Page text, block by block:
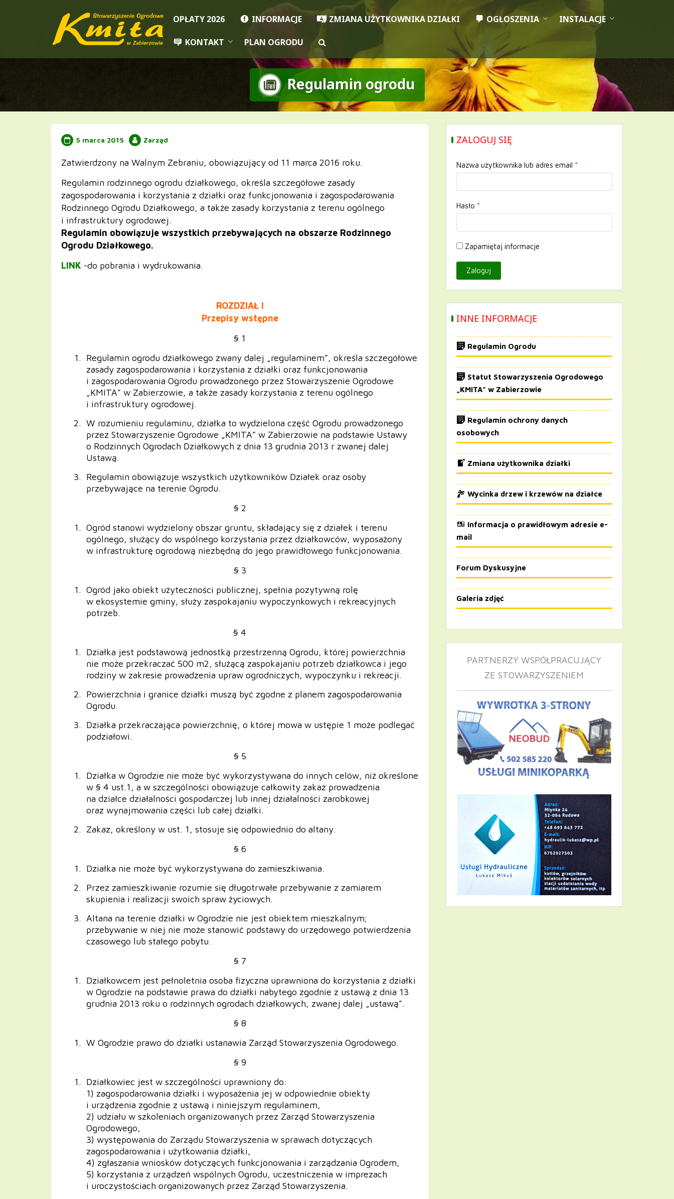
Strona internetowa Stowarzyszenia Ogrodowego ROD Kmita w Zabierzowie
OPŁATY 2026 INFORMACJE ZMIANA UŻYTKOWNIKA DZIAŁKI OGŁOSZENIA INSTALACJE
KONTAKT PLAN OGRODU
Regulamin ogrodu
5 marca 2015 Zarząd
Zatwierdzony na Walnym Zebraniu, obowiązujący od 11 marca 2016 roku.
Regulamin rodzinnego ogrodu działkowego, określa szczegółowe zasady
zagospodarowania i korzystania z działki oraz funkcjonowania i zagospodarowania
Rodzinnego Ogrodu Działkowego, a także zasady korzystania z terenu ogólnego
i infrastruktury ogrodowej.
Regulamin obowiązuje wszystkich przebywających na obszarze Rodzinnego
Ogrodu Działkowego.
LINK -do pobrania i wydrukowania.
ROZDZIAŁ I
Przepisy wstępne
§ 1
Regulamin ogrodu działkowego zwany dalej „regulaminem”, określa szczegółowe
zasady zagospodarowania i korzystania z działki oraz funkcjonowania
i zagospodarowania Ogrodu prowadzonego przez Stowarzyszenie Ogrodowe
„KMITA” w Zabierzowie, a także zasady korzystania z terenu ogólnego
i infrastruktury ogrodowej.
W rozumieniu regulaminu, działka to wydzielona część Ogrodu prowadzonego
przez Stowarzyszenie Ogrodowe „KMITA” w Zabierzowie na podstawie Ustawy
o Rodzinnych Ogrodach Działkowych z dnia 13 grudnia 2013 r zwanej dalej
Ustawą.
Regulamin obowiązuje wszystkich użytkowników Działek oraz osoby
przebywające na terenie Ogrodu.
§ 2
Ogród stanowi wydzielony obszar gruntu, składający się z działek i terenu
ogólnego, służący do wspólnego korzystania przez działkowców, wyposażony
w infrastrukturę ogrodową niezbędną do jego prawidłowego funkcjonowania.
§ 3
Ogród jako obiekt użyteczności publicznej, spełnia pozytywną rolę
w ekosystemie gminy, służy zaspokajaniu wypoczynkowych i rekreacyjnych
potrzeb.
§ 4
Działka jest podstawową jednostką przestrzenną Ogrodu, której powierzchnia
nie może przekraczać 500 m2, służącą zaspokajaniu potrzeb działkowca i jego
rodziny w zakresie prowadzenia upraw ogrodniczych, wypoczynku i rekreacji.
Powierzchnia i granice działki muszą być zgodne z planem zagospodarowania
Ogrodu.
Działka przekraczająca powierzchnię, o której mowa w ustępie 1 może podlegać
podziałowi.
§ 5
Działka w Ogrodzie nie może być wykorzystywana do innych celów, niż określone
w § 4 ust.1, a w szczególności obowiązuje całkowity zakaz prowadzenia
na działce działalności gospodarczej lub innej działalności zarobkowej
oraz wynajmowania części lub całej działki.
Zakaz, określony w ust. 1, stosuje się odpowiednio do altany.
§ 6
Działka nie może być wykorzystywana do zamieszkiwania.
Przez zamieszkiwanie rozumie się długotrwałe przebywanie z zamiarem
skupienia i realizacji swoich spraw życiowych.
Altana na terenie działki w Ogrodzie nie jest obiektem mieszkalnym;
przebywanie w niej nie może stanowić podstawy do urzędowego potwierdzenia
czasowego lub stałego pobytu.
§ 7
Działkowcem jest pełnoletnia osoba fizyczna uprawniona do korzystania z działki
w Ogrodzie na podstawie prawa do działki nabytego zgodnie z ustawą z dnia 13
grudnia 2013 roku o rodzinnych ogrodach działkowych, zwanej dalej „ustawą”.
§ 8
W Ogrodzie prawo do działki ustanawia Zarząd Stowarzyszenia Ogrodowego.
§ 9
Działkowiec jest w szczególności uprawniony do:
1) zagospodarowania działki i wyposażenia jej w odpowiednie obiekty
i urządzenia zgodnie z ustawą i niniejszym regulaminem,
2) udziału w szkoleniach organizowanych przez Zarząd Stowarzyszenia
Ogrodowego,
3) występowania do Zarządu Stowarzyszenia w sprawach dotyczących
zagospodarowania i użytkowania działki,
4) zgłaszania wniosków dotyczących funkcjonowania i zarządzania Ogrodem,
5) korzystania z urządzeń wspólnych Ogrodu, uczestniczenia w imprezach
i uroczystościach organizowanych przez Zarząd Stowarzyszenia.
ZALOGUJ SIĘ
Nazwa użytkownika lub adres email *
Hasło *
Zapamiętaj informacje
INNE INFORMACJE
Regulamin Ogrodu
Statut Stowarzyszenia Ogrodowego
„KMITA” w Zabierzowie
Regulamin ochrony danych
osobowych
Zmiana użytkownika działki
Wycinka drzew i krzewów na działce
Informacja o prawidłowym adresie e-
mail
Forum Dyskusyjne
Galeria zdjęć
PARTNERZY WSPÓŁPRACUJĄCY
ZE STOWARZYSZENIEM